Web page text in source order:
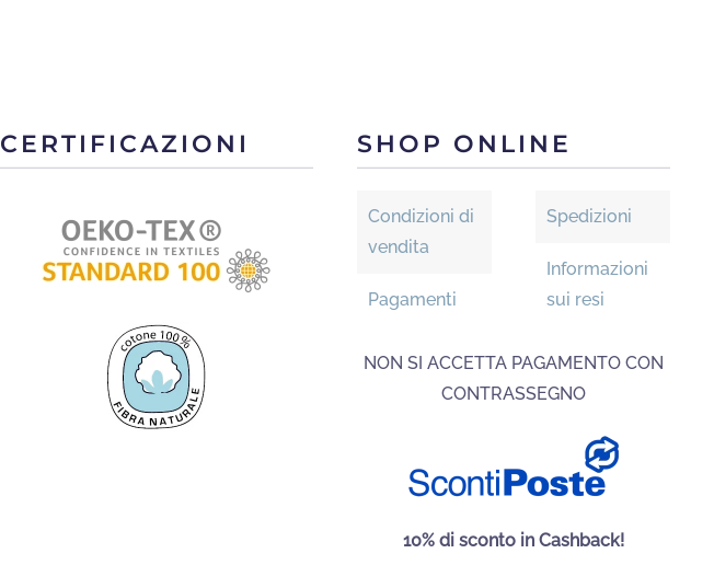
CERTIFICAZIONI SHOP ONLINE
Condizioni di
vendita
Pagamenti
Spedizioni
Informazioni
sui resi
NON SI ACCETTA PAGAMENTO CON
CONTRASSEGNO
10% di sconto in Cashback!